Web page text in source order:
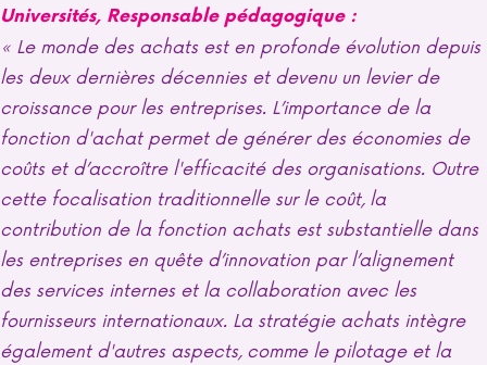
Universités, Responsable pédagogique :
« Le monde des achats est en profonde évolution depuis
les deux dernières décennies et devenu un levier de
croissance pour les entreprises. L’importance de la
fonction d'achat permet de générer des économies de
coûts et d’accroître l'efficacité des organisations. Outre
cette focalisation traditionnelle sur le coût, la
contribution de la fonction achats est substantielle dans
les entreprises en quête d’innovation par l’alignement
des services internes et la collaboration avec les
fournisseurs internationaux. La stratégie achats intègre
également d'autres aspects, comme le pilotage et la